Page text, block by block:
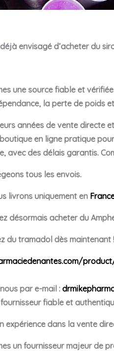
envisagé d’acheter du
une source fiable et
la perte de poids
années de vente directe
en ligne pratique
avec des délais garantis.
tous les envois.
livrons uniquement en
désormais acheter du
du tramadol dès maintenant !
par e-mail :
fiable et
expérience dans la vente
un fournisseur majeur de